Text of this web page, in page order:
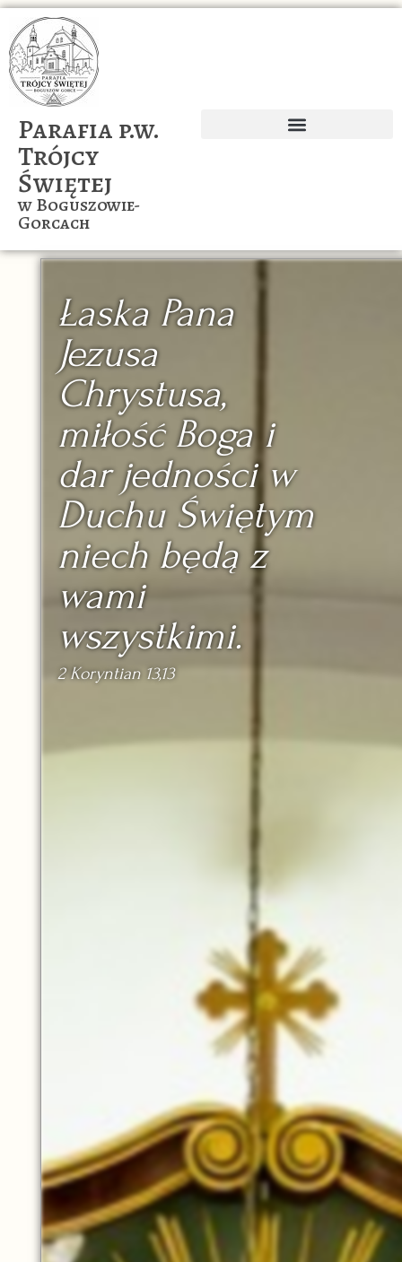
Parafia p.w.
Trójcy
Świętej
w Boguszowie-
Gorcach
Łaska Pana
Jezusa
Chrystusa,
miłość Boga i
dar jedności w
Duchu Świętym
niech będą z
wami
wszystkimi.
2 Koryntian 13,13